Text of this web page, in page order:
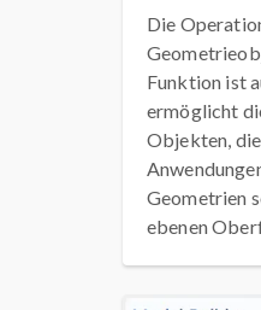
Die
Funktion ist
ermöglicht
Objekten,
Geometrien
ebenen